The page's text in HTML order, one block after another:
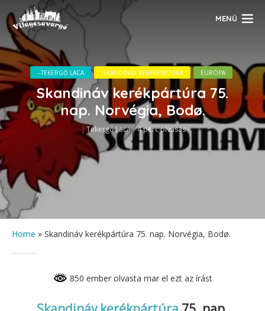
MENÜ
--TEKERGŐ LACA -SKANDINÁV KERÉKPÁRTÚRA EURÓPA
Skandináv kerékpártúra 75.
nap. Norvégia, Bodø.
Tekergő Laca 4 perc olvasás
Home » Skandináv kerékpártúra 75. nap. Norvégia, Bodø.
850 ember olvasta mar el ezt az írást